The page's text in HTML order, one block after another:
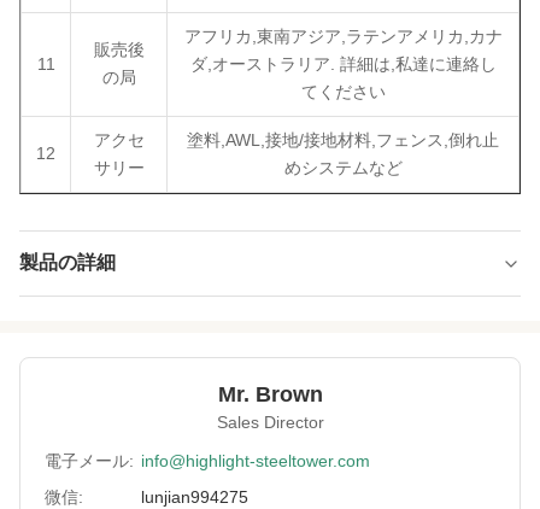
11
販売後
の局
アフリカ,東南アジア,ラテンアメリカ,カナ
ダ,オーストラリア. 詳細は,私達に連絡し
てください
12
アクセ
サリー
塗料,AWL,接地/接地材料,フェンス,倒れ止
めシステムなど
製品の詳細
Material: GB Q235 または Q355
HDGと樹皮
Advanced
Equipment:
2,400トンプレス機、レーザー切断機、オート
ウェーディング機
Mr. Brown
Sales Director
電子メール: info@highlight-steeltower.com
微信:
lunjian994275